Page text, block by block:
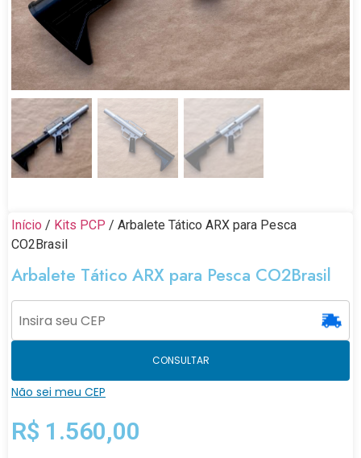
Início / Kits PCP / Arbalete Tático ARX para Pesca
CO2Brasil
Arbalete Tático ARX para Pesca CO2Brasil
CONSULTAR
Não sei meu CEP
R$ 1.560,00